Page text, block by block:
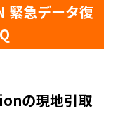
緊急データ復
の現地引取